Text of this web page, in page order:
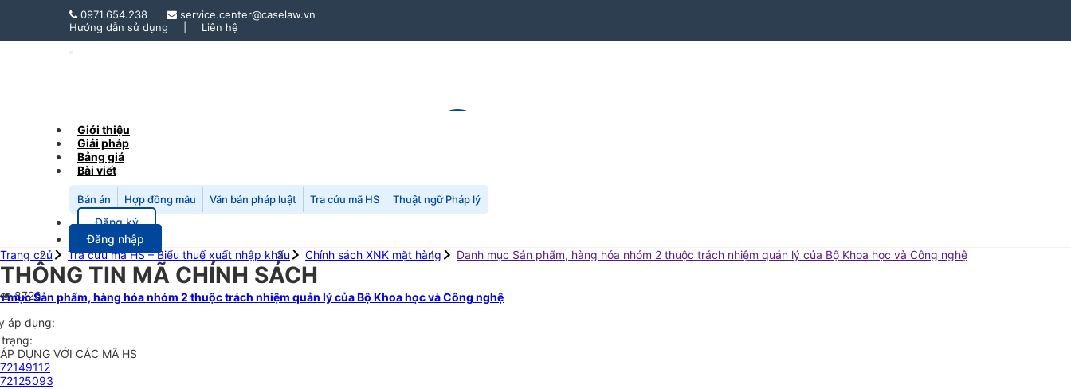
0971.654.238
service.center@caselaw.vn
Hướng dẫn sử dụng
Liên hệ
Giới thiệu
Giải pháp
Bảng giá
Bài viết
Bản án Hợp đồng mẫu Văn bản pháp luật Tra cứu mã HS Thuật ngữ Pháp lý
Đăng ký
Đăng nhập
Trang chủ
Tra cứu mã HS – Biểu thuế xuất nhập khẩu Chính sách XNK mặt hàng Danh mục Sản phẩm, hàng hóa nhóm 2 thuộc trách nhiệm quản lý của Bộ Khoa học và Công nghệ
THÔNG TIN MÃ CHÍNH SÁCH
8726
mục Sản phẩm, hàng hóa nhóm 2 thuộc trách nhiệm quản lý của Bộ Khoa học và Công nghệ
áp dụng:
ÁP DỤNG VỚI CÁC MÃ HS
72149112
72125093